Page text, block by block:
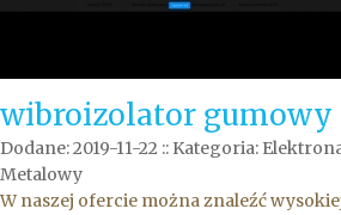
wibroizolator gumowy
Dodane: 2019-11-22 :: Kategoria:
Metalowy
W naszej ofercie można znaleźć